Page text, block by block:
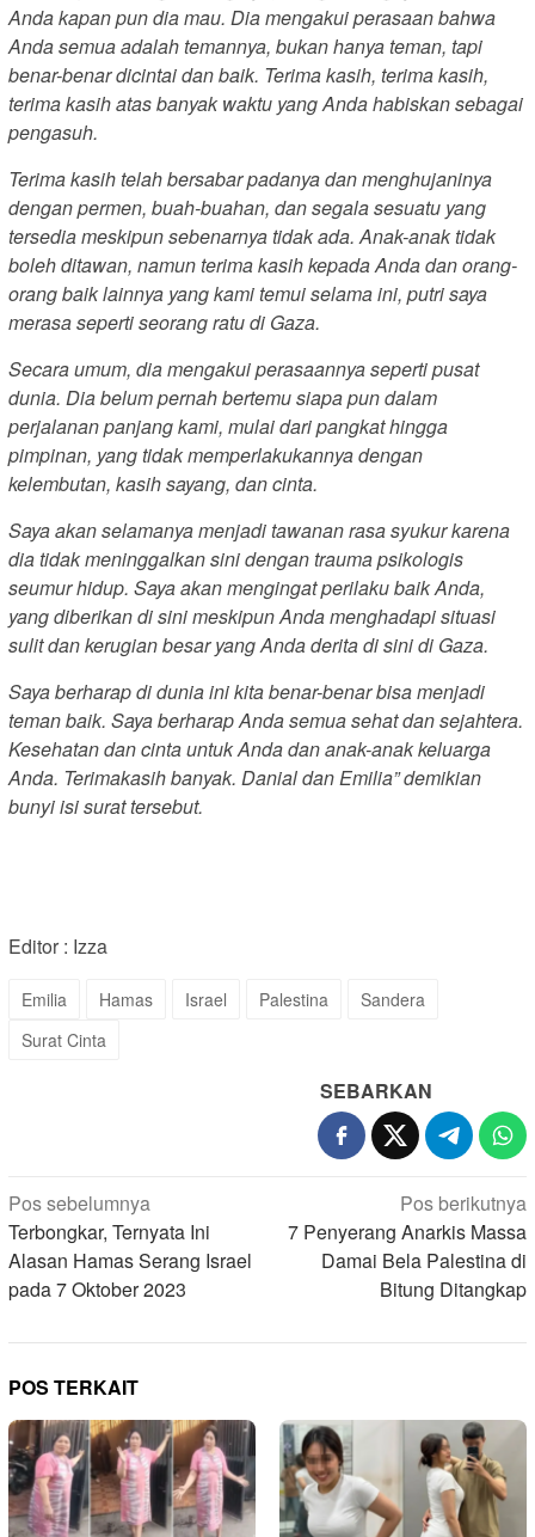
Anda kapan pun dia mau. Dia mengakui perasaan bahwa
Anda semua adalah temannya, bukan hanya teman, tapi
benar-benar dicintai dan baik. Terima kasih, terima kasih,
terima kasih atas banyak waktu yang Anda habiskan sebagai
pengasuh.
Terima kasih telah bersabar padanya dan menghujaninya
dengan permen, buah-buahan, dan segala sesuatu yang
tersedia meskipun sebenarnya tidak ada. Anak-anak tidak
boleh ditawan, namun terima kasih kepada Anda dan orang-
orang baik lainnya yang kami temui selama ini, putri saya
merasa seperti seorang ratu di Gaza.
Secara umum, dia mengakui perasaannya seperti pusat
dunia. Dia belum pernah bertemu siapa pun dalam
perjalanan panjang kami, mulai dari pangkat hingga
pimpinan, yang tidak memperlakukannya dengan
kelembutan, kasih sayang, dan cinta.
Saya akan selamanya menjadi tawanan rasa syukur karena
dia tidak meninggalkan sini dengan trauma psikologis
seumur hidup. Saya akan mengingat perilaku baik Anda,
yang diberikan di sini meskipun Anda menghadapi situasi
sulit dan kerugian besar yang Anda derita di sini di Gaza.
Saya berharap di dunia ini kita benar-benar bisa menjadi
teman baik. Saya berharap Anda semua sehat dan sejahtera.
Kesehatan dan cinta untuk Anda dan anak-anak keluarga
Anda. Terimakasih banyak. Danial dan Emilia” demikian
bunyi isi surat tersebut.
Editor : Izza
Emilia Hamas Israel Palestina
Sandera
Surat Cinta
SEBARKAN
Navigasi
pos
Pos sebelumnya
Terbongkar, Ternyata Ini
Alasan Hamas Serang Israel
pada 7 Oktober 2023
Pos berikutnya
7 Penyerang Anarkis Massa
Damai Bela Palestina di
Bitung Ditangkap
POS TERKAIT